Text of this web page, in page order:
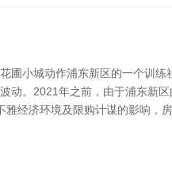
小城动作浦东新区的一个训练
。2021年之前，由于浦东新
经济环境及限购计谋的影响，